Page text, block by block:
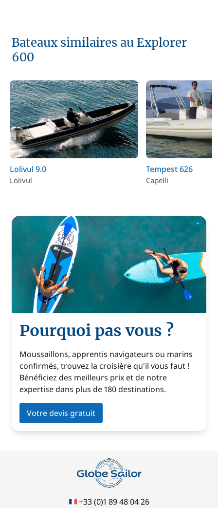
Bateaux similaires au Explorer
600
Lolivul 9.0
Lolivul
Tempest 626
Capelli
Pourquoi pas vous ?
Moussaillons, apprentis navigateurs ou marins
confirmés, trouvez la croisière qu'il vous faut !
Bénéficiez des meilleurs prix et de notre
expertise dans plus de 180 destinations.
Votre devis gratuit
+33 (0)1 89 48 04 26